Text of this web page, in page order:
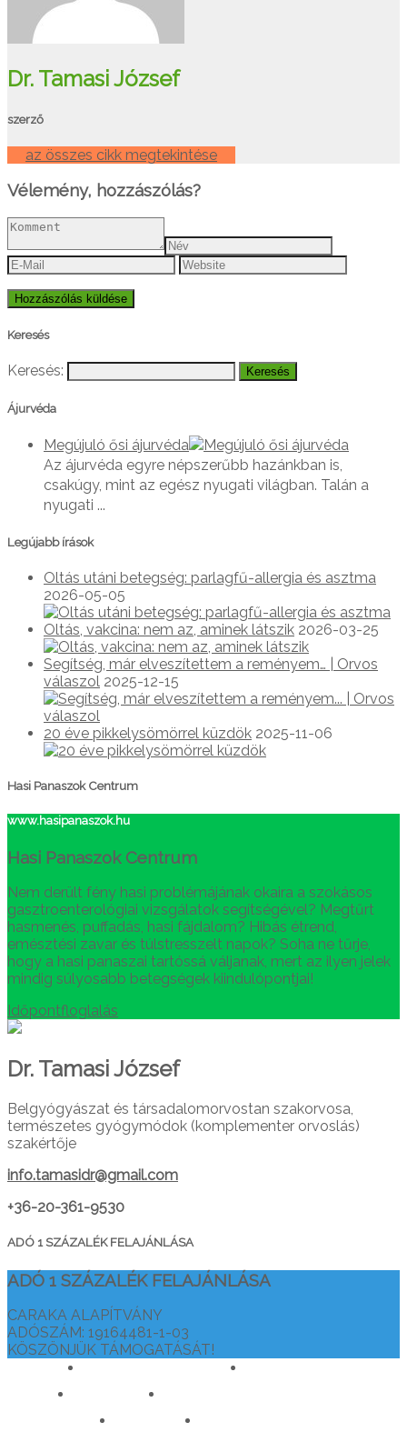
Dr. Tamasi József
szerző
az összes cikk megtekintése
Vélemény, hozzászólás?
Keresés
Keresés:
Ájurvéda
Megújuló ősi ájurvéda
Az ájurvéda egyre népszerűbb hazánkban is,
csakúgy, mint az egész nyugati világban. Talán a
nyugati ...
Legújabb írások
Oltás utáni betegség: parlagfű-allergia és asztma
2026-05-05
Oltás, vakcina: nem az, aminek látszik 2026-03-25
Segítség, már elveszítettem a reményem… | Orvos
válaszol 2025-12-15
20 éve pikkelysömörrel küzdök 2025-11-06
Hasi Panaszok Centrum
www.hasipanaszok.hu
Hasi Panaszok Centrum
Nem derült fény hasi problémájának okaira a szokásos
gasztroenterológiai vizsgálatok segítségével? Megtűrt
hasmenés, puffadás, hasi fájdalom? Hibás étrend,
emésztési zavar és túlstresszelt napok? Soha ne tűrje,
hogy a hasi panaszai tartóssá váljanak, mert az ilyen jelek
mindig súlyosabb betegségek kiindulópontjai!
Időpontfloglalás
Dr. Tamasi József
Belgyógyászat és társadalomorvostan szakorvosa,
természetes gyógymódok (komplementer orvoslás)
szakértője
info.tamasidr@gmail.com
+36-20-361-9530
ADÓ 1 SZÁZALÉK FELAJÁNLÁSA
ADÓ 1 SZÁZALÉK FELAJÁNLÁSA
CARAKA ALAPÍTVÁNY
ADÓSZÁM: 19164481-1-03
KÖSZÖNJÜK TÁMOGATÁSÁT!
drtamasiajurveda.hu
caraka.hu
c911.info